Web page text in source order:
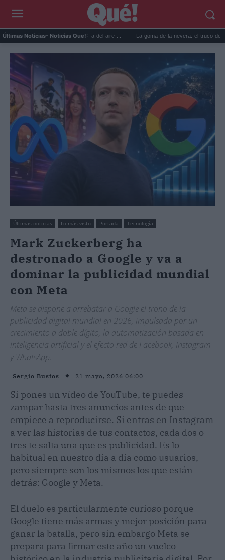
Últimas Noticias- Noticias Que!:
para reutilizar el agua del aire ... La goma de la nevera: el truco del papel para
Últimas noticias Lo más visto Portada Tecnología
Mark Zuckerberg ha
destronado a Google y va a
dominar la publicidad mundial
con Meta
Meta se dispone a arrebatar a Google el trono de la
publicidad digital mundial en 2026, impulsada por un
crecimiento a doble dígito, la automatización basada en
inteligencia artificial y el efecto red de Facebook, Instagram
y WhatsApp.
Sergio Bustos 21 mayo, 2026 06:00
Si pones un vídeo de YouTube, te puedes
zampar hasta tres anuncios antes de que
empiece a reproducirse. Si entras en Instagram
a ver las historias de tus contactos, cada dos o
tres te salta una que es publicidad. Es lo
habitual en nuestro día a día como usuarios,
pero siempre son los mismos los que están
detrás: Google y Meta.
El duelo es particularmente curioso porque
Google tiene más armas y mejor posición para
ganar la batalla, pero sin embargo Meta se
prepara para firmar este año un vuelco